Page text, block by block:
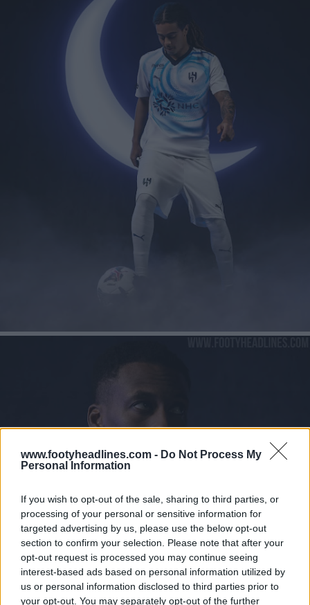
www.footyheadlines.com - Do Not Process My
Personal Information
If you wish to opt-out of the sale, sharing to third parties, or
processing of your personal or sensitive information for
targeted advertising by us, please use the below opt-out
section to confirm your selection. Please note that after your
opt-out request is processed you may continue seeing
interest-based ads based on personal information utilized by
us or personal information disclosed to third parties prior to
your opt-out. You may separately opt-out of the further